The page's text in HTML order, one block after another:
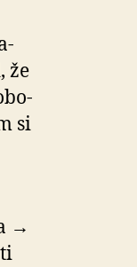
že
si
→